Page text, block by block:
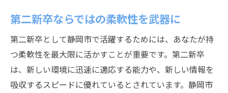
第二新卒ならではの柔軟性を武器に
第二新卒として静岡市で活躍するためには、あなたが持
つ柔軟性を最大限に活かすことが重要です。第二新卒
は、新しい環境に迅速に適応する能力や、新しい情報を
吸収するスピードに優れているとされています。静岡市